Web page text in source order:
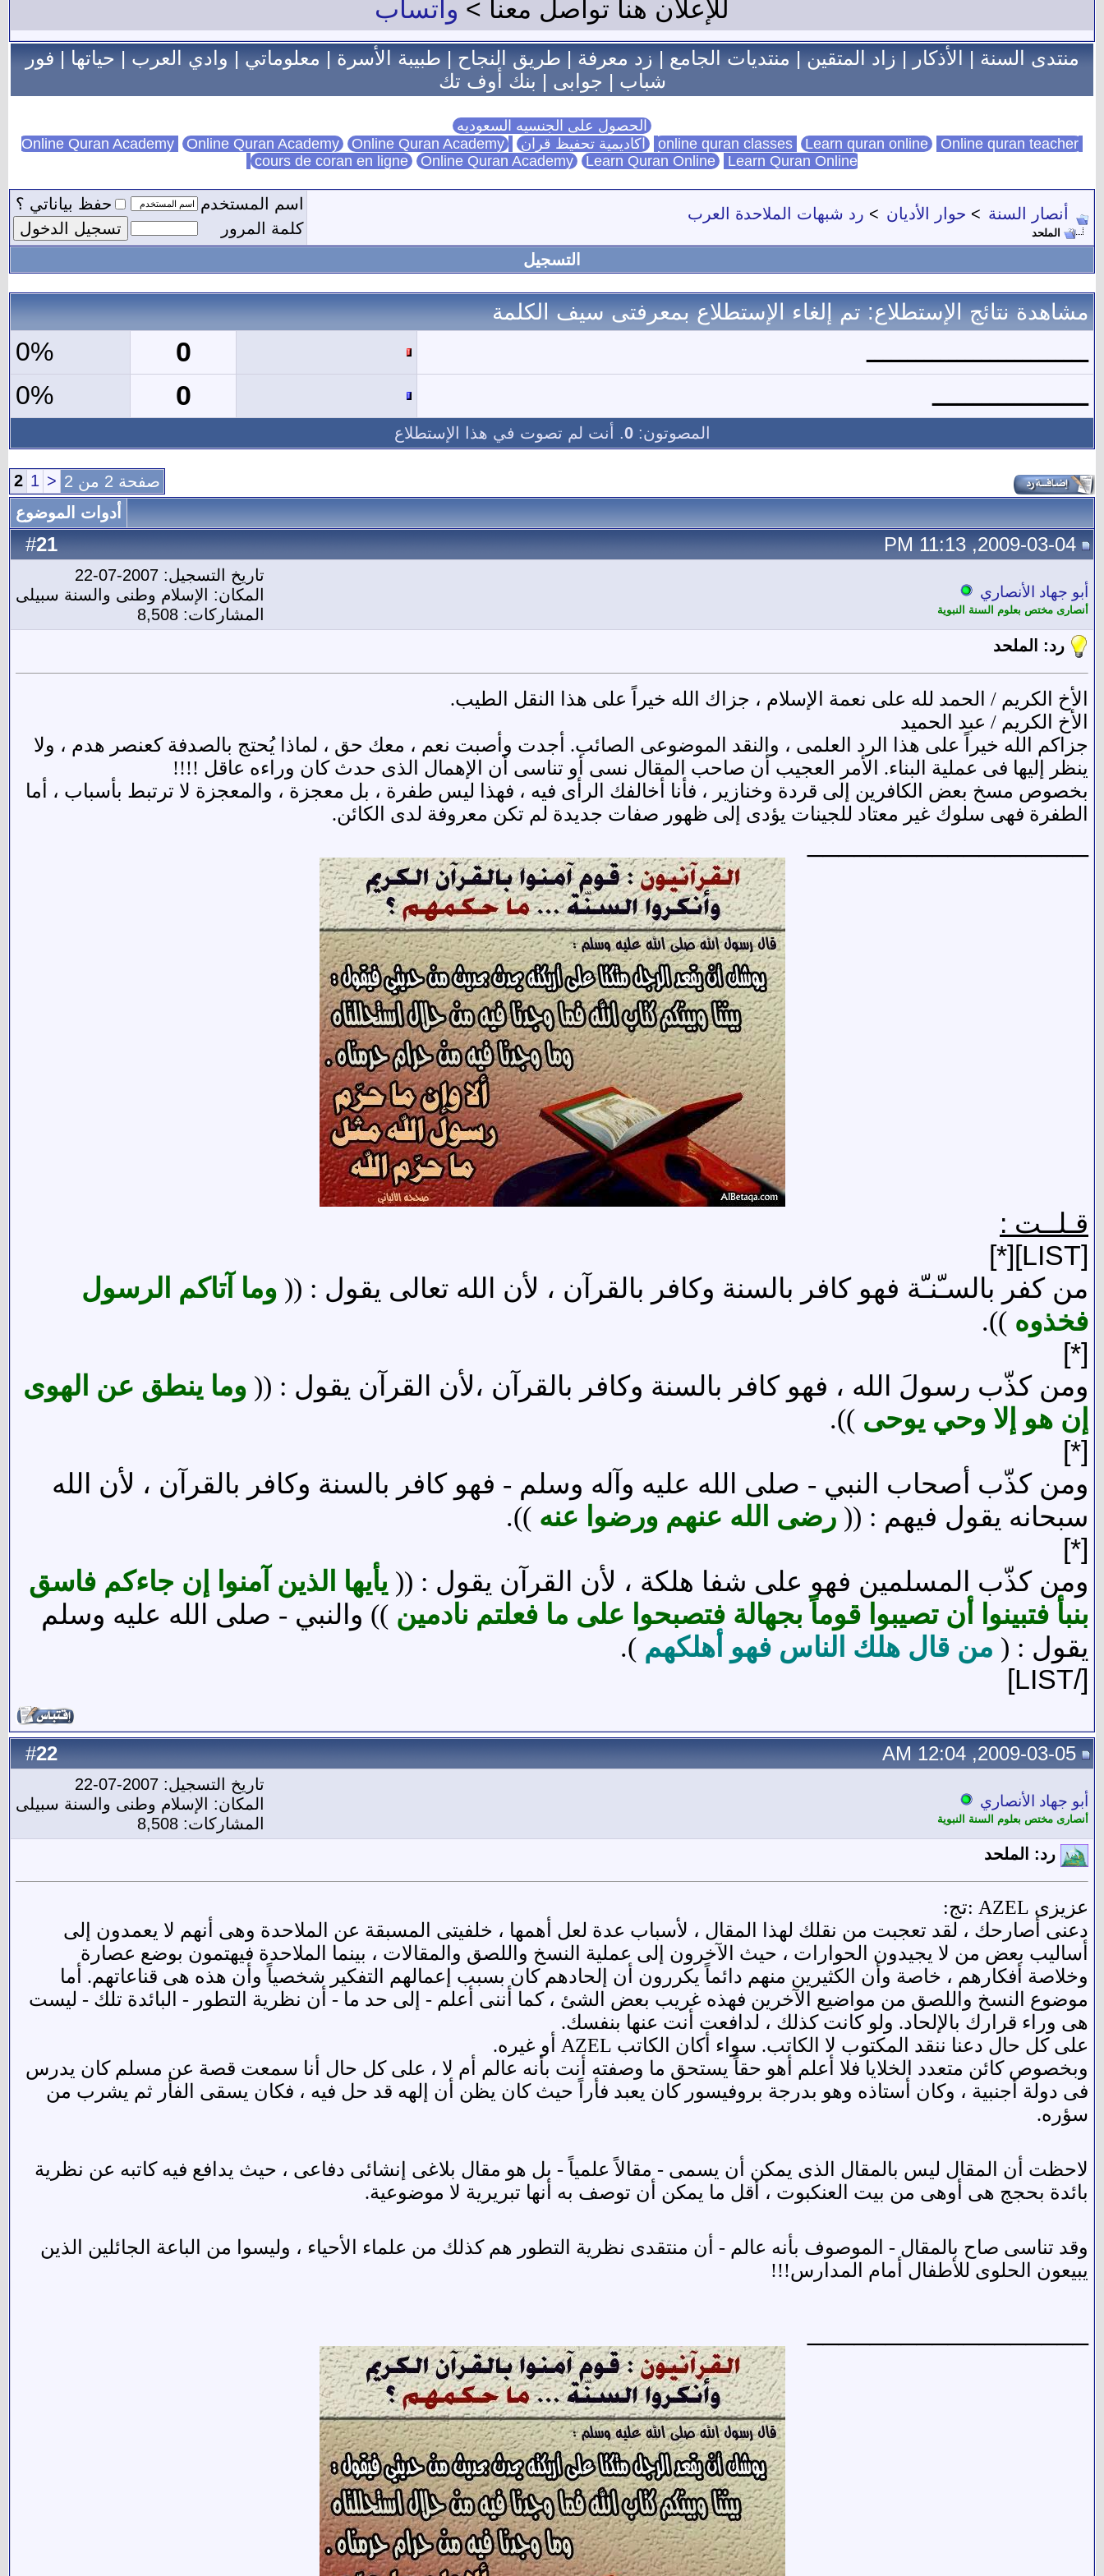
للإعلان هنا تواصل معنا > واتساب
منتدى السنة|الأذكار|زاد المتقين|منتديات الجامع|زد معرفة|طريق النجاح|طبيبة الأسرة|معلوماتي|وادي العرب|حياتها|فور
شباب | جوابى | بنك أوف تك
الحصول على الجنسيه السعوديه
Learn quran online Online quran teacher اكاديمية تحفيظ قران Online Quran Academy Online Quran Academy
cours de coran en ligne Online Quran Academy Learn Quran Online Learn Quran Online
أنصار السنة > حوار الأديان > رد شبهات الملاحدة العرب
الملحد
اسم المستخدم
حفظ بياناتي ؟
كلمة المرور
التسجيل
مشاهدة نتائج الإستطلاع: تم إلغاء الإستطلاع بمعرفتى سيف الكلمة
ـــــــــــــــــــــــــــ 0
0%
ـــــــــــــــــــ 0
0%
المصوتون:0. أنت لم تصوت في هذا الإستطلاع
صفحة 2 من 2 <
1
2
أدوات الموضوع
#
21 2009-03-04, 11:13 PM
أبو جهاد الأنصاري
أنصارى مختص بعلوم السنة النبوية
تاريخ التسجيل: 2007-07-22
المكان: الإسلام وطنى والسنة سبيلى
المشاركات: 8,508
رد: الملحد
الأخ الكريم / الحمد لله على نعمة الإسلام ، جزاك الله خيراً على هذا النقل الطيب.
الأخ الكريم / عبد الحميد
جزاكم الله خيراً على هذا الرد العلمى ، والنقد الموضوعى الصائب. أجدت وأصبت نعم ، معك حق ، لماذا يُحتج بالصدفة كعنصر هدم ، ولا
ينظر إليها فى عملية البناء. الأمر العجيب أن صاحب المقال نسى أو تناسى أن الإهمال الذى حدث كان وراءه عاقل !!!!
بخصوص مسخ بعض الكافرين إلى قردة وخنازير ، فأنا أخالفك الرأى فيه ، فهذا ليس طفرة ، بل معجزة ، والمعجزة لا ترتبط بأسباب ، أما
الطفرة فهى سلوك غير معتاد للجينات يؤدى إلى ظهور صفات جديدة لم تكن معروفة لدى الكائن.
قـلــت :
[LIST][*]
من كفر بالسـّنـّة فهو كافر بالسنة وكافر بالقرآن ، لأن الله تعالى يقول : (( وما آتاكم الرسول
فخذوه )).
[*]
ومن كذّب رسولَ الله ، فهو كافر بالسنة وكافر بالقرآن ،لأن القرآن يقول : (( وما ينطق عن الهوى
إن هو إلا وحي يوحى )).
[*]
ومن كذّب أصحاب النبي - صلى الله عليه وآله وسلم - فهو كافر بالسنة وكافر بالقرآن ، لأن الله
سبحانه يقول فيهم : (( رضى الله عنهم ورضوا عنه )).
[*]
ومن كذّب المسلمين فهو على شفا هلكة ، لأن القرآن يقول : (( يأيها الذين آمنوا إن جاءكم فاسق
بنبأ فتبينوا أن تصيبوا قوماً بجهالة فتصبحوا على ما فعلتم نادمين )) والنبي - صلى الله عليه وسلم
يقول : ( من قال هلك الناس فهو أهلكهم ).
[/LIST]
#
22 2009-03-05, 12:04 AM
أبو جهاد الأنصاري
أنصارى مختص بعلوم السنة النبوية
تاريخ التسجيل: 2007-07-22
المكان: الإسلام وطنى والسنة سبيلى
المشاركات: 8,508
رد: الملحد
عزيزى AZEL :تج:
دعنى أصارحك ، لقد تعجبت من نقلك لهذا المقال ، لأسباب عدة لعل أهمها ، خلفيتى المسبقة عن الملاحدة وهى أنهم لا يعمدون إلى
أساليب بعض من لا يجيدون الحوارات ، حيث الآخرون إلى عملية النسخ واللصق والمقالات ، بينما الملاحدة فيهتمون بوضع عصارة
وخلاصة أفكارهم ، خاصة وأن الكثيرين منهم دائماً يكررون أن إلحادهم كان بسبب إعمالهم التفكير شخصياً وأن هذه هى قناعاتهم. أما
موضوع النسخ واللصق من مواضيع الآخرين فهذه غريب بعض الشئ ، كما أننى أعلم - إلى حد ما - أن نظرية التطور - البائدة تلك - ليست
هى وراء قرارك بالإلحاد. ولو كانت كذلك ، لدافعت أنت عنها بنفسك.
على كل حال دعنا ننقد المكتوب لا الكاتب. سواء أكان الكاتب AZEL أو غيره.
وبخصوص كائن متعدد الخلايا فلا أعلم أهو حقاً يستحق ما وصفته أنت بأنه عالم أم لا ، على كل حال أنا سمعت قصة عن مسلم كان يدرس
فى دولة أجنبية ، وكان أستاذه وهو بدرجة بروفيسور كان يعبد فأراً حيث كان يظن أن إلهه قد حل فيه ، فكان يسقى الفأر ثم يشرب من
سؤره.
لاحظت أن المقال ليس بالمقال الذى يمكن أن يسمى - مقالاً علمياً - بل هو مقال بلاغى إنشائى دفاعى ، حيث يدافع فيه كاتبه عن نظرية
بائدة بحجج هى أوهى من بيت العنكبوت ، أقل ما يمكن أن توصف به أنها تبريرية لا موضوعية.
وقد تناسى صاح بالمقال - الموصوف بأنه عالم - أن منتقدى نظرية التطور هم كذلك من علماء الأحياء ، وليسوا من الباعة الجائلين الذين
يبيعون الحلوى للأطفال أمام المدارس!!!